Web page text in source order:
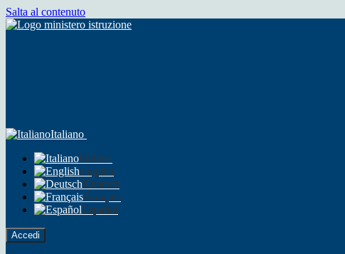
Salta al contenuto
Italiano
Italiano
English
Deutsch
Français
Español
Accedi